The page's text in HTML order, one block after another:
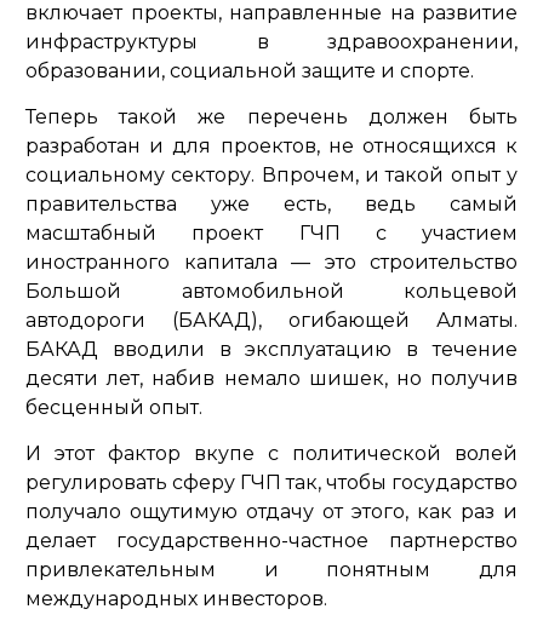
включает проекты, направленные на развитие
инфраструктуры в здравоохранении,
образовании, социальной защите и спорте.
Теперь такой же перечень должен быть
разработан и для проектов, не относящихся к
социальному сектору. Впрочем, и такой опыт у
правительства уже есть, ведь самый
масштабный проект ГЧП с участием
иностранного капитала — это строительство
Большой автомобильной кольцевой
автодороги (БАКАД), огибающей Алматы.
БАКАД вводили в эксплуатацию в течение
десяти лет, набив немало шишек, но получив
бесценный опыт.
И этот фактор вкупе с политической волей
регулировать сферу ГЧП так, чтобы государство
получало ощутимую отдачу от этого, как раз и
делает государственно-частное партнерство
привлекательным и понятным для
международных инвесторов.